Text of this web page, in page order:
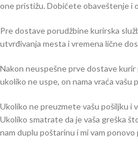
one pristižu. Dobićete obaveštenje i
Pre dostave porudžbine kurirska
utvrđivanja mesta i vremena lične
Nakon neuspešne prve dostave kurir
ukoliko ne uspe, on nama vraća vašu
Ukoliko ne preuzmete vašu pošiljku i
Ukoliko smatrate da je vaša greška
nam duplu poštarinu i mi vam ponovo